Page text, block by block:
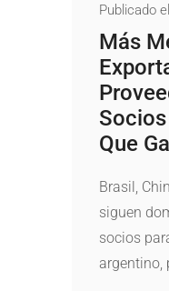
Publicado
Más
Que
Brasil,
siguen
socios
argentino,